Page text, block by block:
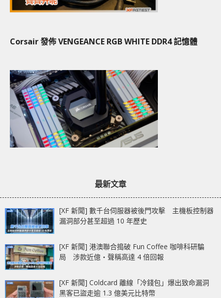
Corsair 發佈 VENGEANCE RGB WHITE DDR4 記憶體
最新文章
[XF 新聞] 數千台伺服器被後門攻擊 主機板控制器
漏洞部分甚至超過 10 年歷史
[XF 新聞] 港澳聯合搗破 Fun Coffee 咖啡科研騙
局 涉款近億‧聲稱高達 4 倍回報
[XF 新聞] Coldcard 離線「冷錢包」爆出致命漏洞
黑客已盜走逾 1.3 億美元比特幣